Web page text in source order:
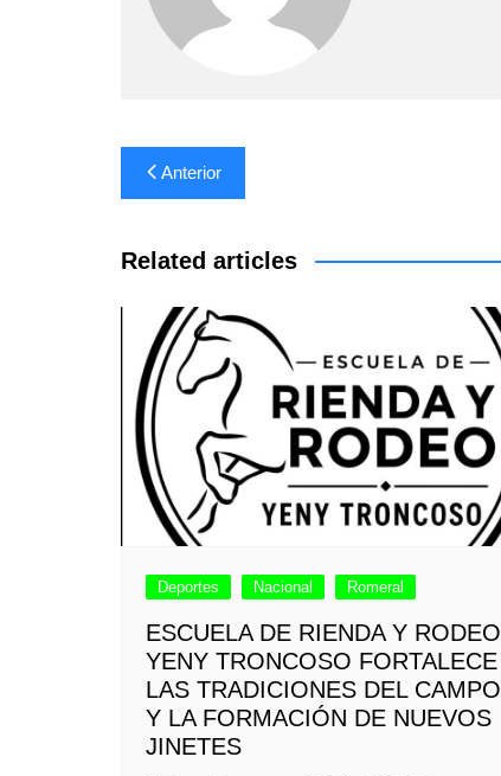
Navegación
de
entradas
Anterior
Related articles
Deportes Nacional Romeral
ESCUELA DE RIENDA Y RODEO
YENY TRONCOSO FORTALECE
LAS TRADICIONES DEL CAMPO
Y LA FORMACIÓN DE NUEVOS
JINETES